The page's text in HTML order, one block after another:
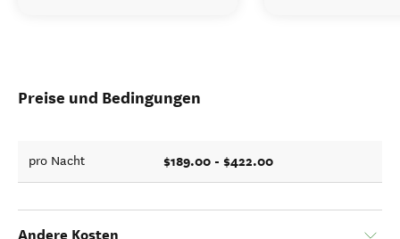
Preise und Bedingungen
pro Nacht $189.00 - $422.00
Andere Kosten